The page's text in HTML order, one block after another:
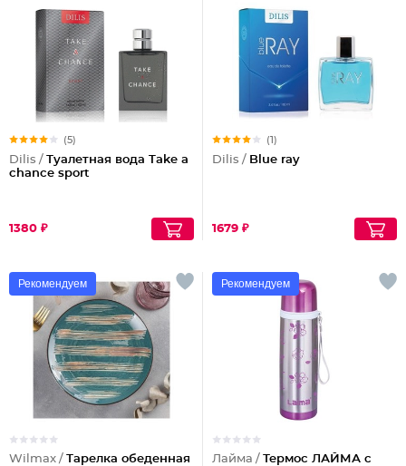
(5)
Dilis / Туалетная вода Take a
chance sport
1380 ₽
(1)
Dilis / Blue ray
1679 ₽
Рекомендуем
Wilmax / Тарелка обеденная
Рекомендуем
Лайма / Термос ЛАЙМА с